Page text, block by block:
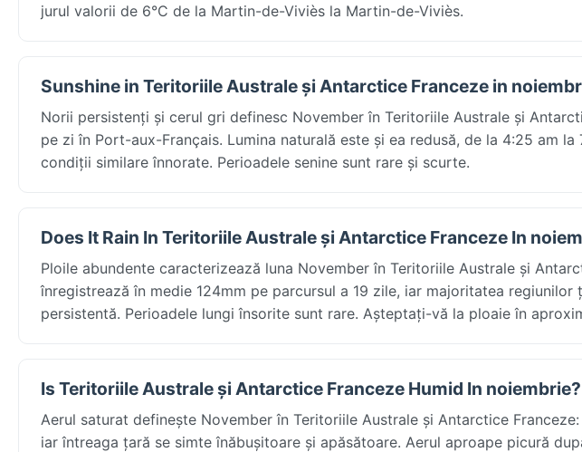
jurul valorii de 6°C de la Martin-de-Viviès la Martin-de-Viviès.
Sunshine in Teritoriile Australe și Antarctice Franceze in
Norii persistenți și cerul gri definesc November în Teritoriile Australe și
pe zi în Port-aux-Français. Lumina naturală este și ea redusă, de la 4:25 am
condiții similare înnorate. Perioadele senine sunt rare și scurte.
Does It Rain In Teritoriile Australe și Antarctice Franceze In
Ploile abundente caracterizează luna November în Teritoriile Australe și
înregistrează în medie 124mm pe parcursul a 19 zile, iar majoritatea
persistentă. Perioadele lungi însorite sunt rare. Așteptați-vă la ploaie în
Is Teritoriile Australe și Antarctice Franceze Humid In noiembrie?
Aerul saturat definește November în Teritoriile Australe și Antarctice
iar întreaga țară se simte înăbușitoare și apăsătoare. Aerul aproape picură